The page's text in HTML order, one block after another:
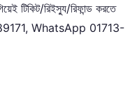
রিইস্যু/রিফান্ড করতে
WhatsApp 01713-